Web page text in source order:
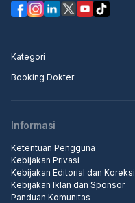
Kategori
Booking Dokter
Informasi
Ketentuan Pengguna
Kebijakan Privasi
Kebijakan Editorial dan Koreksi
Kebijakan Iklan dan Sponsor
Panduan Komunitas